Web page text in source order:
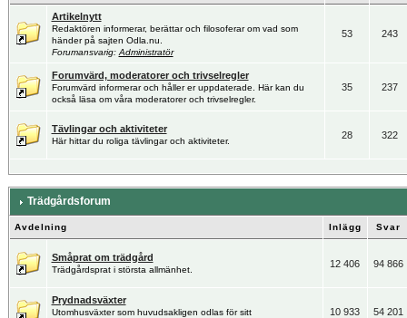
Artikelnytt
Redaktören informerar, berättar och filosoferar om vad som
händer på sajten Odla.nu.
Forumansvarig: Administratör
53 243
Forumvärd, moderatorer och trivselregler
Forumvärd informerar och håller er uppdaterade. Här kan du
också läsa om våra moderatorer och trivselregler.
35 237
Tävlingar och aktiviteter
Här hittar du roliga tävlingar och aktiviteter.
28 322
Trädgårdsforum
Avdelning Inlägg Svar
Småprat om trädgård
Trädgårdsprat i största allmänhet.
12 406 94 866
Prydnadsväxter
Utomhusväxter som huvudsakligen odlas för sitt
10 933 54 201